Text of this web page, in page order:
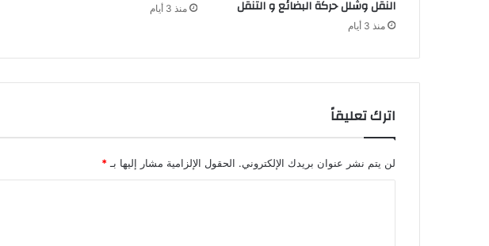
ب
م
ا
ا
النقل وشلل حركة البضائع و التنقل
منذ 3 أيام
منذ 3 أيام
اترك تعليقاً
لن يتم نشر عنوان بريدك الإلكتروني. الحقول الإلزامية مشار إليها بـ *